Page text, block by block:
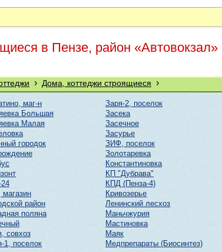
в Пензе, район «Автовокзал»
› Дома, коттеджи строящиеся ›
маг-н
Большая
Малая
городок
магазин
район
поляна
совхоз
1, поселок
Заря-2, поселок
Засека
Засечное
Засурье
ЗИФ, поселок
Золотаревка
Константиновка
КП "Дубрава"
КПД (Пенза-4)
Кривозерье
Ленинский лесхоз
Маньчжурия
Мастиновка
Маяк
Медпрепараты (Биосинтез)